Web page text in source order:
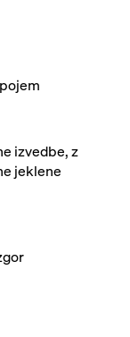
izvedbe, z
jeklene